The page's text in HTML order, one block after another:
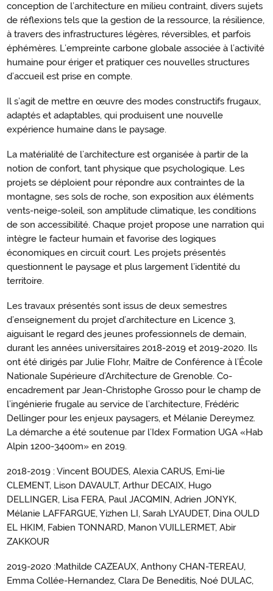
conception de l’architecture en milieu contraint, divers sujets
de réflexions tels que la gestion de la ressource, la résilience,
à travers des infrastructures légères, réversibles, et parfois
éphémères. L’empreinte carbone globale associée à l’activité
humaine pour ériger et pratiquer ces nouvelles structures
d’accueil est prise en compte.
Il s’agit de mettre en œuvre des modes constructifs frugaux,
adaptés et adaptables, qui produisent une nouvelle
expérience humaine dans le paysage.
La matérialité de l’architecture est organisée à partir de la
notion de confort, tant physique que psychologique. Les
projets se déploient pour répondre aux contraintes de la
montagne, ses sols de roche, son exposition aux éléments
vents-neige-soleil, son amplitude climatique, les conditions
de son accessibilité. Chaque projet propose une narration qui
intègre le facteur humain et favorise des logiques
économiques en circuit court. Les projets présentés
questionnent le paysage et plus largement l’identité du
territoire.
Les travaux présentés sont issus de deux semestres
d’enseignement du projet d’architecture en Licence 3,
aiguisant le regard des jeunes professionnels de demain,
durant les années universitaires 2018-2019 et 2019-2020. Ils
ont été dirigés par Julie Flohr, Maître de Conférence à l’École
Nationale Supérieure d’Architecture de Grenoble. Co-
encadrement par Jean-Christophe Grosso pour le champ de
l’ingénierie frugale au service de l’architecture, Frédéric
Dellinger pour les enjeux paysagers, et Mélanie Dereymez.
La démarche a été soutenue par l’Idex Formation UGA «Hab
Alpin 1200-3400m» en 2019.
2018-2019 : Vincent BOUDES, Alexia CARUS, Emi-lie
CLEMENT, Lison DAVAULT, Arthur DECAIX, Hugo
DELLINGER, Lisa FERA, Paul JACQMIN, Adrien JONYK,
Mélanie LAFFARGUE, Yizhen LI, Sarah LYAUDET, Dina OULD
EL HKIM, Fabien TONNARD, Manon VUILLERMET, Abir
ZAKKOUR
2019-2020 :Mathilde CAZEAUX, Anthony CHAN-TEREAU,
Emma Collée-Hernandez, Clara De Beneditis, Noé DULAC,